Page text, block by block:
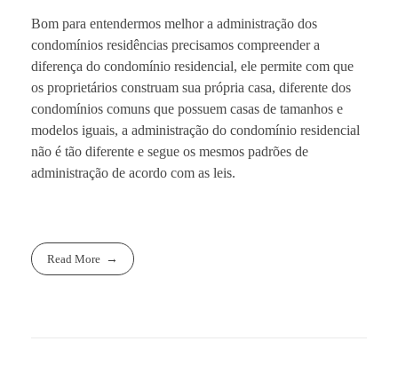
Bom para entendermos melhor a administração dos
condomínios residências precisamos compreender a
diferença do condomínio residencial, ele permite com que
os proprietários construam sua própria casa, diferente dos
condomínios comuns que possuem casas de tamanhos e
modelos iguais, a administração do condomínio residencial
não é tão diferente e segue os mesmos padrões de
administração de acordo com as leis.
Read More